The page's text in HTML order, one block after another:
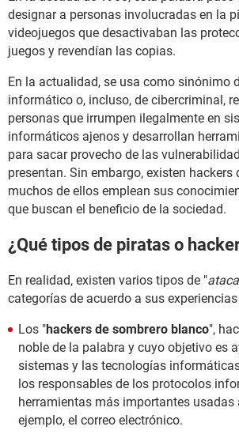
designar a personas involucradas en la
videojuegos que desactivaban las
juegos y revendían las copias.
En la actualidad, se usa como sinónimo
informático o, incluso, de cibercriminal,
personas que irrumpen ilegalmente en
informáticos ajenos y desarrollan
para sacar provecho de las
presentan. Sin embargo, existen
muchos de ellos emplean sus
que buscan el beneficio de la sociedad.
¿Qué tipos de piratas o
En realidad, existen varios tipos de "
categorías de acuerdo a sus
Los "hackers de sombrero blanco",
noble de la palabra y cuyo objetivo es
sistemas y las tecnologías
los responsables de los protocolos
herramientas más importantes usadas
ejemplo, el correo electrónico.